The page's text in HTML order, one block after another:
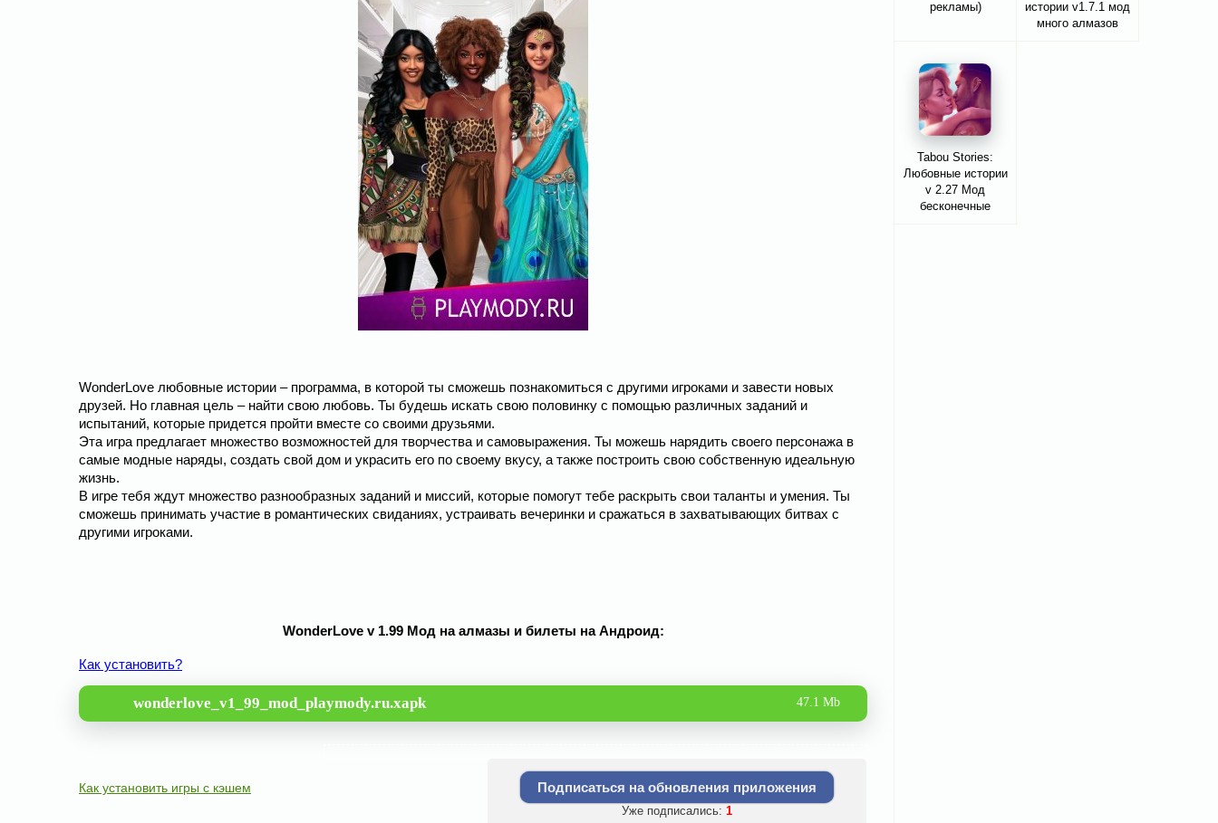
WonderLove любовные истории – программа, в которой ты сможешь познакомиться с другими игроками и завести новых
друзей. Но главная цель – найти свою любовь. Ты будешь искать свою половинку с помощью различных заданий и
испытаний, которые придется пройти вместе со своими друзьями.
Эта игра предлагает множество возможностей для творчества и самовыражения. Ты можешь нарядить своего персонажа в
самые модные наряды, создать свой дом и украсить его по своему вкусу, а также построить свою собственную идеальную
жизнь.
В игре тебя ждут множество разнообразных заданий и миссий, которые помогут тебе раскрыть свои таланты и умения. Ты
сможешь принимать участие в романтических свиданиях, устраивать вечеринки и сражаться в захватывающих битвах с
другими игроками.
WonderLove v 1.99 Мод на алмазы и билеты на Андроид:
Как установить?
wonderlove_v1_99_mod_playmody.ru.xapk 47.1 Mb
Как установить игры с кэшем Подписаться на обновления приложения
Уже подписались: 1
рекламы)
истории v1.7.1 мод
много алмазов
Tabou Stories:
Любовные истории
v 2.27 Мод
бесконечные